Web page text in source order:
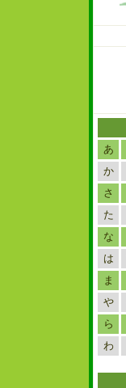
あ
か
さ
た
な
は
ま
や
ら
わ